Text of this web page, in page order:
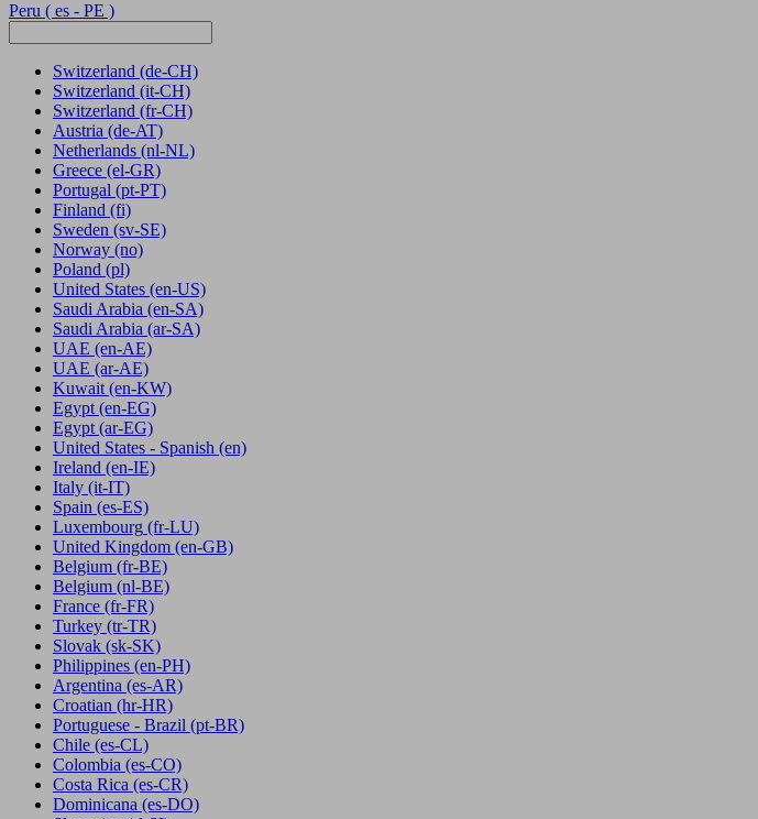
Peru ( es - PE )
Switzerland (de-CH)
Switzerland (it-CH)
Switzerland (fr-CH)
Austria (de-AT)
Netherlands (nl-NL)
Greece (el-GR)
Portugal (pt-PT)
Finland (fi)
Sweden (sv-SE)
Norway (no)
Poland (pl)
United States (en-US)
Saudi Arabia (en-SA)
Saudi Arabia (ar-SA)
UAE (en-AE)
UAE (ar-AE)
Kuwait (en-KW)
Egypt (en-EG)
Egypt(ar-EG)
United States - Spanish (en)
Ireland (en-IE)
Italy (it-IT)
Spain (es-ES)
Luxembourg (fr-LU)
United Kingdom (en-GB)
Belgium (fr-BE)
Belgium (nl-BE)
France (fr-FR)
Turkey (tr-TR)
Slovak (sk-SK)
Philippines (en-PH)
Argentina (es-AR)
Croatian (hr-HR)
Portuguese - Brazil (pt-BR)
Chile (es-CL)
Colombia (es-CO)
Costa Rica (es-CR)
Dominicana (es-DO)